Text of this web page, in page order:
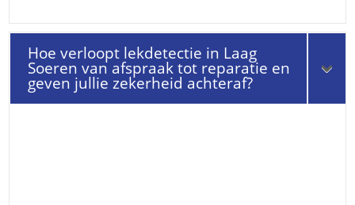
Hoe verloopt lekdetectie in Laag
Soeren van afspraak tot reparatie en
geven jullie zekerheid achteraf?